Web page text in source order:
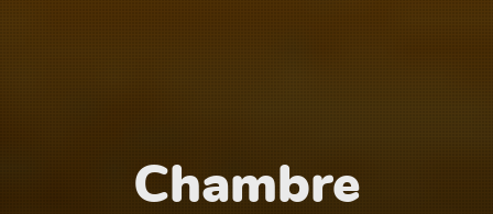
Chambre